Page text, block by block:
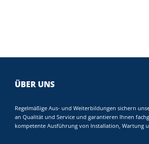
ÜBER UNS
Regelmäßige Aus- und Weiterbildungen sichern
an Qualität und Service und garantieren Ihnen
kompetente Ausführung von Installation, Wartung